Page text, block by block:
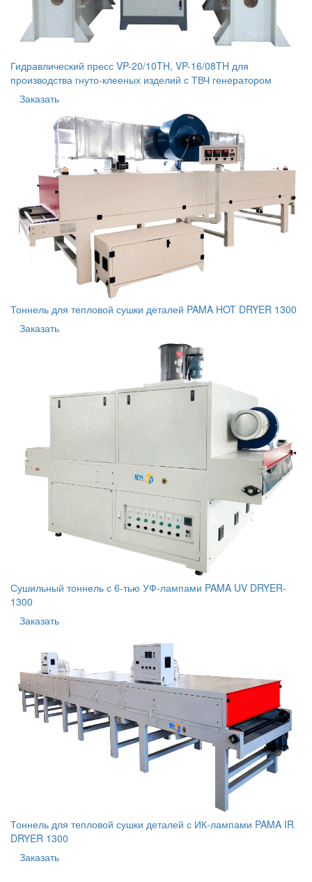
Гидравлический пресс VP-20/10TH, VP-16/08TH для
производства гнуто-клееных изделий с ТВЧ генератором
Заказать
Тоннель для тепловой сушки деталей PAMA HOT DRYER 1300
Заказать
Сушильный тоннель с 6-тью УФ-лампами PAMA UV DRYER-
1300
Заказать
Тоннель для тепловой сушки деталей с ИК-лампами PAMA IR
DRYER 1300
Заказать